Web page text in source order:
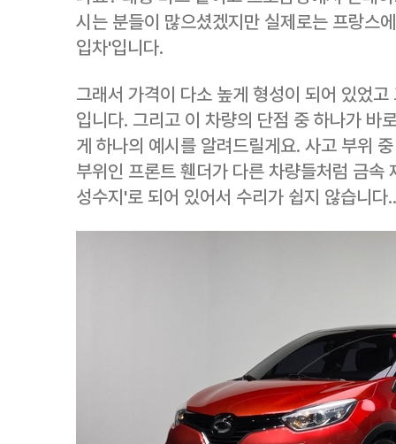
시는 분들이 많으셨겠지만 실제로는 프랑스
입차'입니다.
그래서 가격이 다소 높게 형성이 되어 있었
입니다. 그리고 이 차량의 단점 중 하나가 바
게 하나의 예시를 알려드릴게요. 사고 부위
부위인 프론트 휀더가 다른 차량들처럼 금속
성수지'로 되어 있어서 수리가 쉽지 않습니